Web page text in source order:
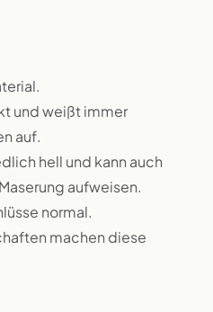
und weißt immer
auf.
hell und kann auch
aufweisen.
normal.
machen diese